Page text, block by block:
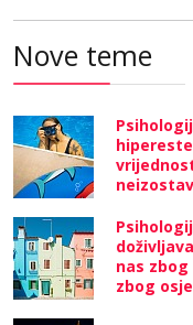
Nove teme
nas
zbog